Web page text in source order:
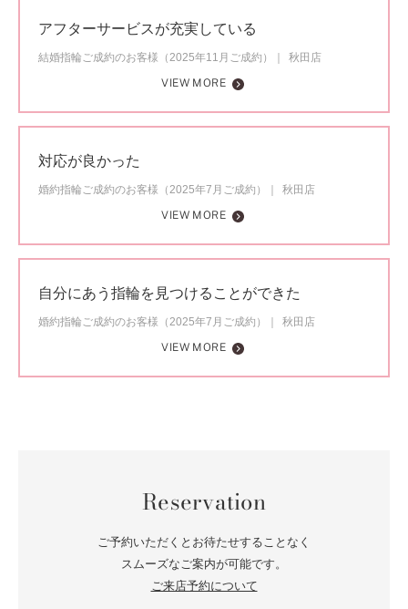
アフターサービスが充実している
結婚指輪ご成約のお客様（2025年11月ご成約）
秋田店
VIEW MORE
対応が良かった
婚約指輪ご成約のお客様（2025年7月ご成約）
秋田店
VIEW MORE
自分にあう指輪を見つけることができた
婚約指輪ご成約のお客様（2025年7月ご成約）
秋田店
VIEW MORE
Reservation
ご予約いただくとお待たせすることなく
スムーズなご案内が可能です。
ご来店予約について